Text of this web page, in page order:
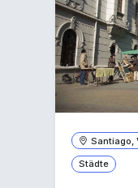
Santiago,
Städte